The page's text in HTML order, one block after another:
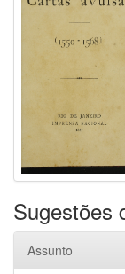
Sugestões
Assunto